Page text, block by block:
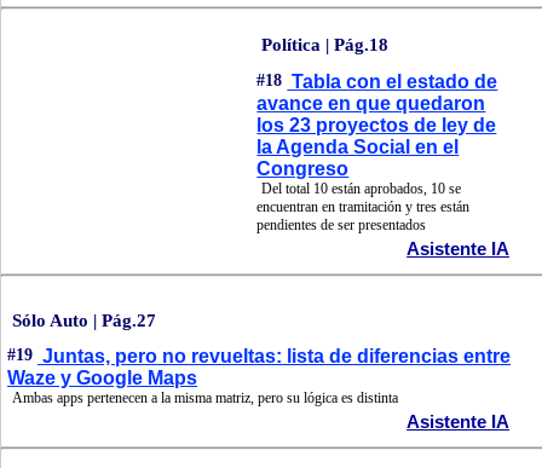
Política | Pág.18
#18 Tabla con el estado de
avance en que quedaron
los 23 proyectos de ley de
la Agenda Social en el
Congreso
Del total 10 están aprobados, 10 se
encuentran en tramitación y tres están
pendientes de ser presentados
Asistente IA
Sólo Auto | Pág.27
#19 Juntas, pero no revueltas: lista de diferencias entre
Waze y Google Maps
Ambas apps pertenecen a la misma matriz, pero su lógica es distinta
Asistente IA